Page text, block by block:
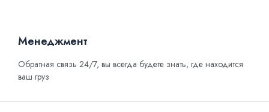
Менеджмент
Обратная связь 24/7, вы всегда будете знать, где находится
ваш груз